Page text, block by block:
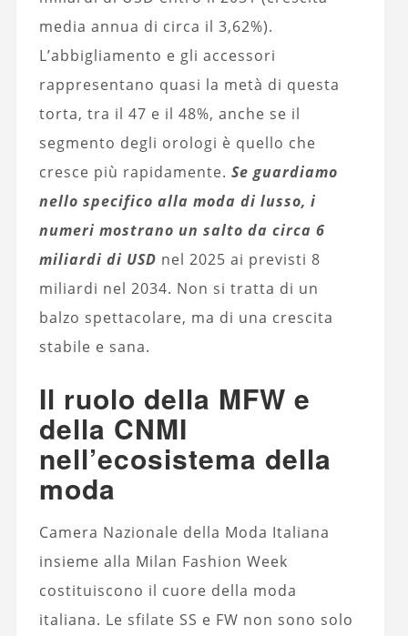
media annua di circa il 3,62%).
L’abbigliamento e gli accessori
rappresentano quasi la metà di questa
torta, tra il 47 e il 48%, anche se il
segmento degli orologi è quello che
cresce più rapidamente. Se guardiamo
nello specifico alla moda di lusso, i
numeri mostrano un salto da circa 6
miliardi di USD nel 2025 ai previsti 8
miliardi nel 2034. Non si tratta di un
balzo spettacolare, ma di una crescita
stabile e sana.
Il ruolo della MFW e
della CNMI
nell’ecosistema della
moda
Camera Nazionale della Moda Italiana
insieme alla Milan Fashion Week
costituiscono il cuore della moda
italiana. Le sfilate SS e FW non sono solo